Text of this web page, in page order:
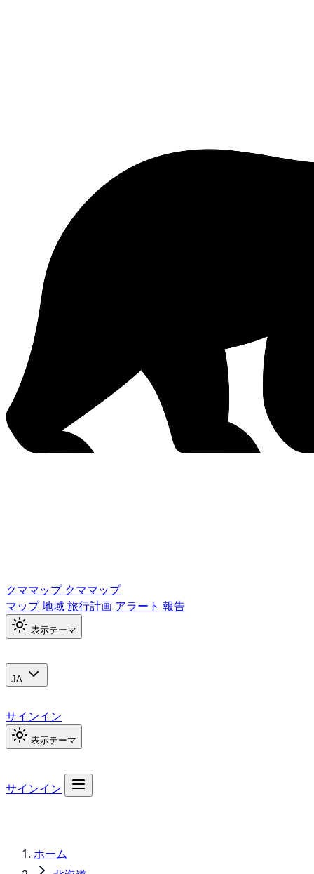
クママップ クママップ
マップ地域旅行計画 アラート 報告
表示テーマ
JA
サインイン
表示テーマ
サインイン
ホーム